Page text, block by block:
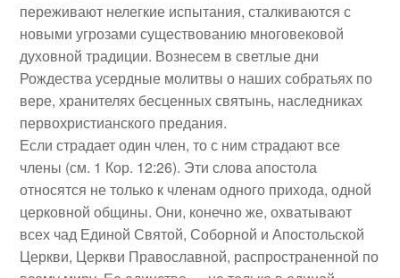
переживают нелегкие испытания, сталкиваются с
новыми угрозами существованию многовековой
духовной традиции. Вознесем в светлые дни
Рождества усердные молитвы о наших собратьях по
вере, хранителях бесценных святынь, наследниках
первохристианского предания.
Если страдает один член, то с ним страдают все
члены (см. 1 Кор. 12:26). Эти слова апостола
относятся не только к членам одного прихода, одной
церковной общины. Они, конечно же, охватывают
всех чад Единой Святой, Соборной и Апостольской
Церкви, Церкви Православной, распространенной по